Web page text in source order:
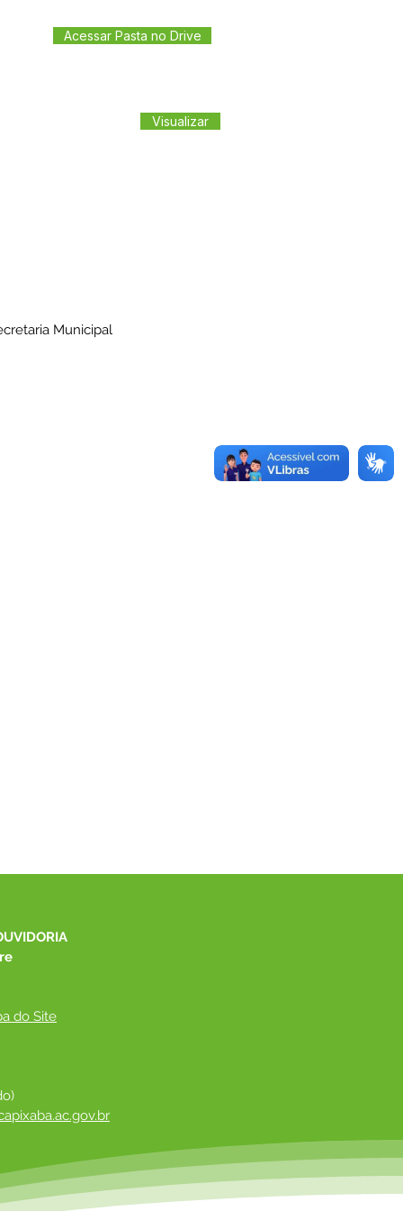
Acessar Pasta no Drive
Municipal
Visualizar
do Site